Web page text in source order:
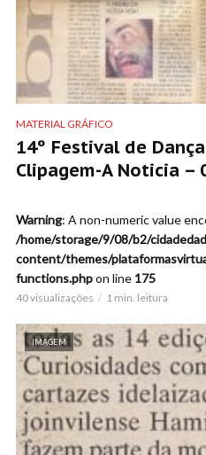
MATERIAL GRÁFICO
14º Festival de
Clipagem-A Noticia –
Warning: A non-numeric value
/home/storage/9/08/b2/
content/themes/
functions.phpon line 175
40 visualizações 1 min. leitura
IMAGEM